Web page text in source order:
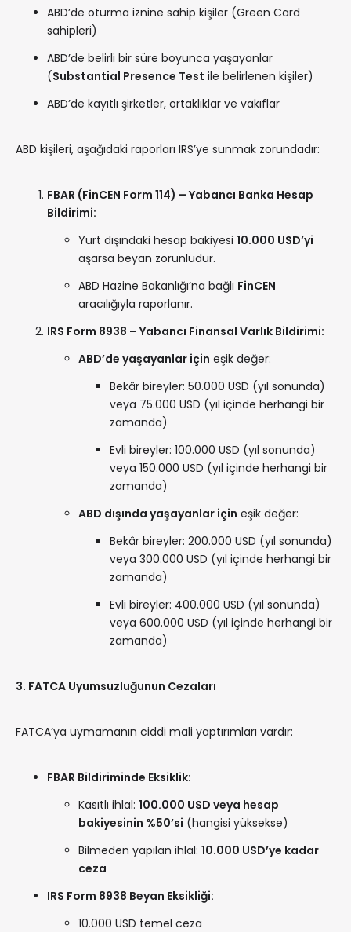
ABD’de oturma iznine sahip kişiler (Green Card
sahipleri)
ABD’de belirli bir süre boyunca yaşayanlar
(Substantial Presence Test ile belirlenen kişiler)
ABD’de kayıtlı şirketler, ortaklıklar ve vakıflar
ABD kişileri, aşağıdaki raporları IRS’ye sunmak zorundadır:
FBAR (FinCEN Form 114) – Yabancı Banka Hesap
Bildirimi:
Yurt dışındaki hesap bakiyesi 10.000 USD’yi
aşarsa beyan zorunludur.
ABD Hazine Bakanlığı’na bağlı FinCEN
aracılığıyla raporlanır.
IRS Form 8938 – Yabancı Finansal Varlık Bildirimi:
ABD’de yaşayanlar için eşik değer:
Bekâr bireyler: 50.000 USD (yıl sonunda)
veya 75.000 USD (yıl içinde herhangi bir
zamanda)
Evli bireyler: 100.000 USD (yıl sonunda)
veya 150.000 USD (yıl içinde herhangi bir
zamanda)
ABD dışında yaşayanlar için eşik değer:
Bekâr bireyler: 200.000 USD (yıl sonunda)
veya 300.000 USD (yıl içinde herhangi bir
zamanda)
Evli bireyler: 400.000 USD (yıl sonunda)
veya 600.000 USD (yıl içinde herhangi bir
zamanda)
3. FATCA Uyumsuzluğunun Cezaları
FATCA’ya uymamanın ciddi mali yaptırımları vardır:
FBAR Bildiriminde Eksiklik:
Kasıtlı ihlal: 100.000 USD veya hesap
bakiyesinin %50’si (hangisi yüksekse)
Bilmeden yapılan ihlal: 10.000 USD’ye kadar
ceza
IRS Form 8938 Beyan Eksikliği:
10.000 USD temel ceza